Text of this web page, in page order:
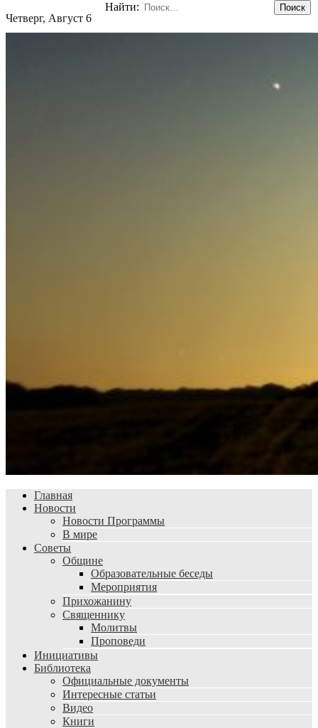
Четверг, Август 6
Найти:
Главная
Новости
Новости Программы
В мире
Советы
Общине
Образовательные беседы
Мероприятия
Прихожанину
Священнику
Молитвы
Проповеди
Инициативы
Библиотека
Официальные документы
Интересные статьи
Видео
Книги